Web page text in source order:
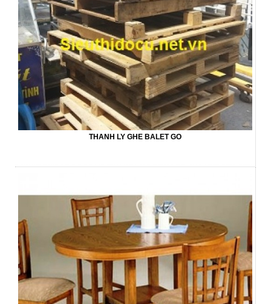
THANH LY GHE BALET GO